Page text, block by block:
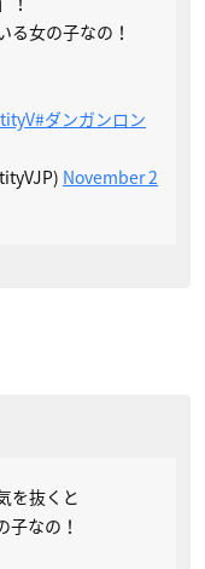
る女の子なの！
#ダンガンロン
November 2
を抜くと
子なの！